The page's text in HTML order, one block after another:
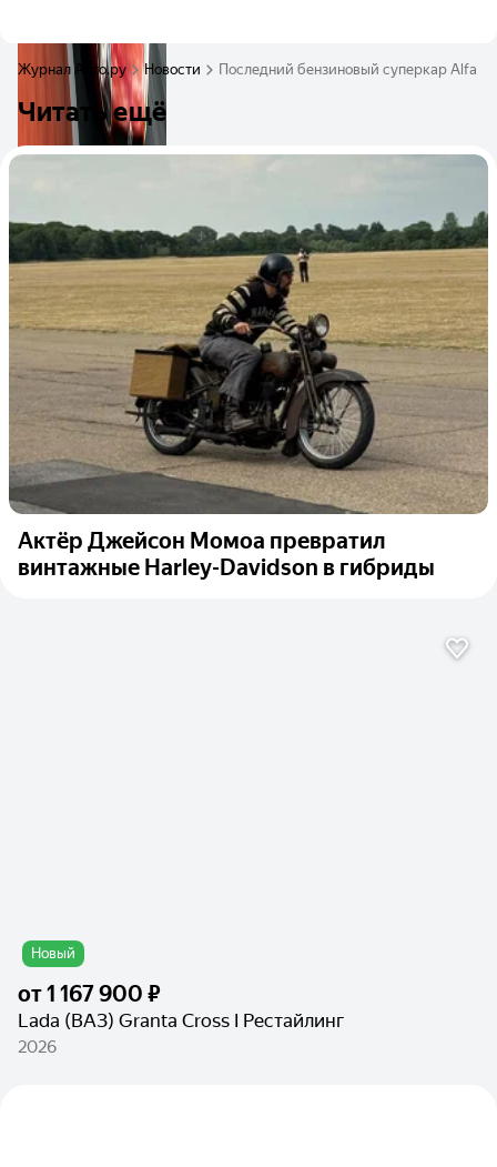
Журнал Авто.ру Новости Последний бензиновый суперкар Alfa
Читать ещё
Актёр Джейсон Момоа превратил
винтажные Harley-Davidson в гибриды
Новый
от1 167 900 ₽
Lada (ВАЗ) Granta Cross I Рестайлинг
2026